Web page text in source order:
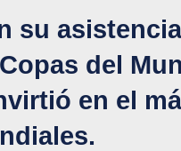
su
del
en el